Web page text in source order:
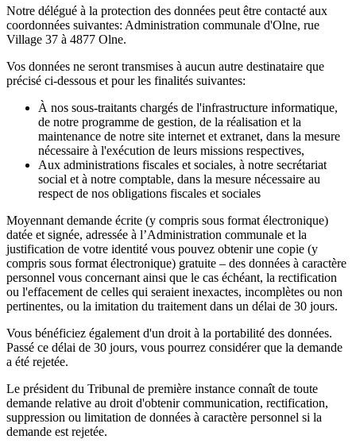
Notre délégué à la protection des données peut être contacté aux
coordonnées suivantes: Administration communale d'Olne, rue
Village 37 à 4877 Olne.
Vos données ne seront transmises à aucun autre destinataire que
précisé ci-dessous et pour les finalités suivantes:
À nos sous-traitants chargés de l'infrastructure informatique,
de notre programme de gestion, de la réalisation et la
maintenance de notre site internet et extranet, dans la mesure
nécessaire à l'exécution de leurs missions respectives,
Aux administrations fiscales et sociales, à notre secrétariat
social et à notre comptable, dans la mesure nécessaire au
respect de nos obligations fiscales et sociales
Moyennant demande écrite (y compris sous format électronique)
datée et signée, adressée à l’Administration communale et la
justification de votre identité vous pouvez obtenir une copie (y
compris sous format électronique) gratuite – des données à caractère
personnel vous concernant ainsi que le cas échéant, la rectification
ou l'effacement de celles qui seraient inexactes, incomplètes ou non
pertinentes, ou la imitation du traitement dans un délai de 30 jours.
Vous bénéficiez également d'un droit à la portabilité des données.
Passé ce délai de 30 jours, vous pourrez considérer que la demande
a été rejetée.
Le président du Tribunal de première instance connaît de toute
demande relative au droit d'obtenir communication, rectification,
suppression ou limitation de données à caractère personnel si la
demande est rejetée.